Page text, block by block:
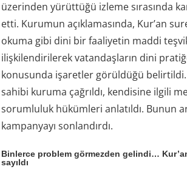
üzerinden yürüttüğü izleme sırasında
etti. Kurumun açıklamasında, Kur’an
okuma gibi dini bir faaliyetin maddi
ilişkilendirilerek vatandaşların dini
konusunda işaretler görüldüğü
sahibi kuruma çağrıldı, kendisine ilgili
sorumluluk hükümleri anlatıldı. Bunun
kampanyayı sonlandırdı.
Binlerce problem görmezden gelindi…
sayıldı